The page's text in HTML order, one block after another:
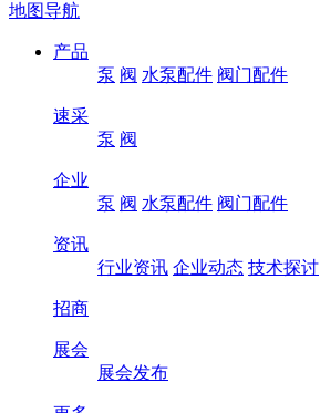
地图导航
产品
泵 阀 水泵配件 阀门配件
速采
泵 阀
企业
泵 阀 水泵配件 阀门配件
资讯
行业资讯 企业动态 技术探讨
招商
展会
展会发布